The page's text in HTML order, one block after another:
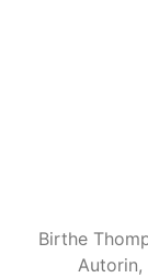
Birthe
Autorin,